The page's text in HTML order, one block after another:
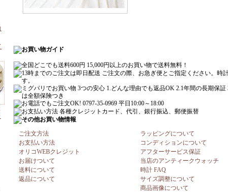
ご注文方法
お支払い方法
オリコWEBクレジット
お届けついて
送料について
返品について
ラッピングについて
コンディションについて
アフターサービス保証
当店のアンティークウォッチ
時計 FAQ
サイズ調整について
商品画像について